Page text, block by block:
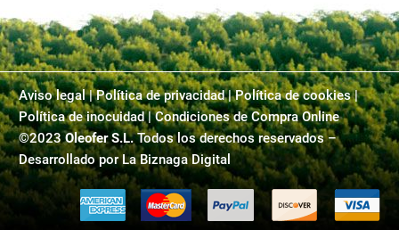
Aviso legal|Política de privacidad|Política de cookies |
Política de inocuidad | Condiciones de Compra Online
©2023Oleofer S.L.Todos los derechos reservados –
Desarrollado porLa Biznaga Digital